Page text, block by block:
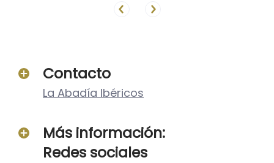
Contacto
La Abadía Ibéricos
Más información:
Redes sociales